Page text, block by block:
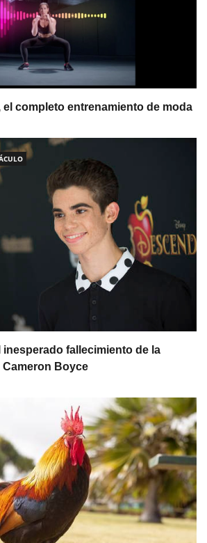
completo entrenamiento de moda
fallecimiento de la
Boyce